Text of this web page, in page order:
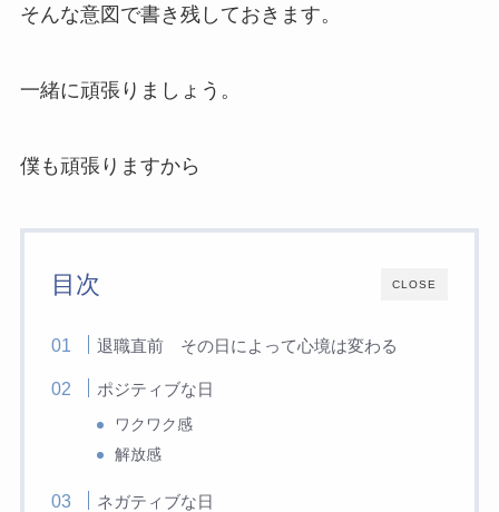
そんな意図で書き残しておきます。
一緒に頑張りましょう。
僕も頑張りますから
CLOSE
目次
退職直前 その日によって心境は変わる
ポジティブな日
ワクワク感
解放感
ネガティブな日